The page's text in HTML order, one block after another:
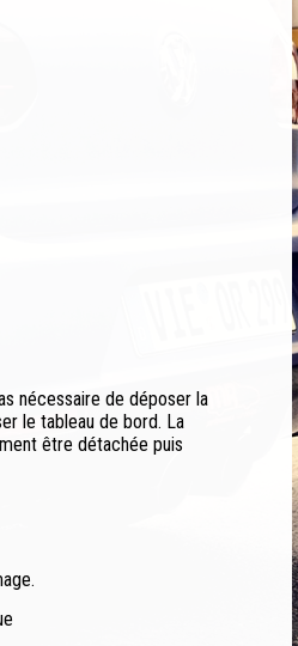
nécessaire de déposer la
le tableau de bord. La
être détachée puis